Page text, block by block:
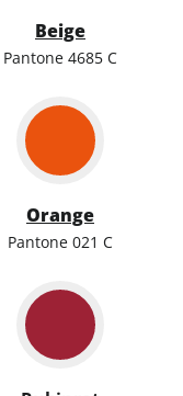
Beige
Pantone 4685 C
Orange
Pantone 021 C